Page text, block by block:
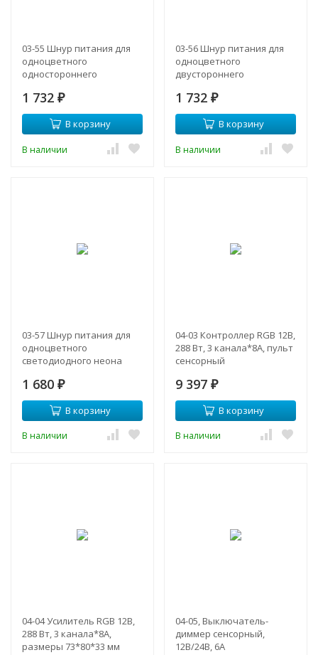
03-55 Шнур питания для
одноцветного
одностороннего
(10.5*18.5мм) арт. 10-
71/72/73/74/75, 220В, IP 65,
800 мм.
1 732 ₽
В корзину
В наличии
03-56 Шнур питания для
одноцветного
двустороннего
(8.5*18.5мм) арт. 10-
76/77/78/79/80, 220В, IP65,
800 мм.
1 732 ₽
В корзину
В наличии
03-57 Шнур питания для
одноцветного
светодиодного неона
81/82/83/84/85, 220В, IP65,
800 мм.
1 680 ₽
В корзину
В наличии
04-03 Контроллер RGB 12В,
288 Вт, 3 канала*8А, пульт
сенсорный
9 397 ₽
В корзину
В наличии
04-04 Усилитель RGB 12В,
288 Вт, 3 канала*8А,
размеры 73*80*33 мм
04-05, Выключатель-
диммер сенсорный,
12В/24В, 6А